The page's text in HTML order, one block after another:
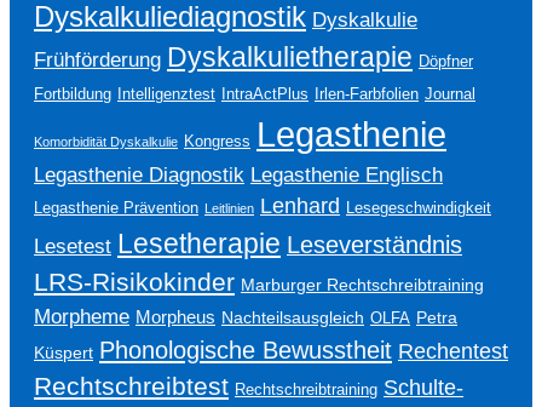
Dyskalkuliediagnostik Dyskalkulie
Frühförderung Dyskalkulietherapie Döpfner
Fortbildung
Intelligenztest IntraActPlus Irlen-Farbfolien Journal
Komorbidität Dyskalkulie Kongress Legasthenie
Legasthenie Diagnostik Legasthenie Englisch
Legasthenie Prävention Leitlinien Lenhard Lesegeschwindigkeit
Lesetest Lesetherapie Leseverständnis
LRS-Risikokinder Marburger Rechtschreibtraining
Morpheme Morpheus Nachteilsausgleich OLFA Petra
Küspert Phonologische Bewusstheit Rechentest
Rechtschreibtest Rechtschreibtraining Schulte-